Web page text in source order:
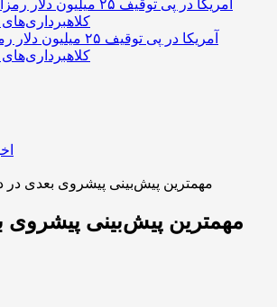
آمریکا در پی توقیف ۲۵
مهمترین پیش‌بینی پیشروی بعدی در
مهمترین پیش‌بینی پیشروی